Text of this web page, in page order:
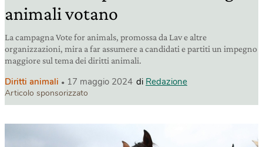
animali votano
La campagna Vote for animals, promossa da Lav e altre
organizzazioni, mira a far assumere a candidati e partiti un impegno
maggiore sul tema dei diritti animali.
Diritti animali 17 maggio 2024 di Redazione
Articolo sponsorizzato